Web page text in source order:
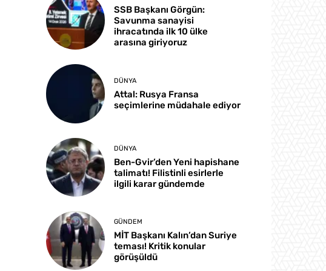
SSB Başkanı Görgün:
Savunma sanayisi
ihracatında ilk 10 ülke
arasına giriyoruz
DÜNYA
Attal: Rusya Fransa
seçimlerine müdahale ediyor
DÜNYA
Ben-Gvir’den Yeni hapishane
talimatı! Filistinli esirlerle
ilgili karar gündemde
GÜNDEM
MİT Başkanı Kalın’dan Suriye
teması! Kritik konular
görüşüldü